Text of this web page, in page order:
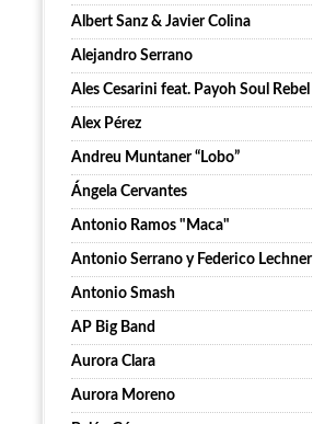
Albert Sanz & Javier Colina
Alejandro Serrano
Ales Cesarini feat. Payoh Soul Rebel
Alex Pérez
Andreu Muntaner “Lobo”
Ángela Cervantes
Antonio Ramos "Maca"
Antonio Serrano y Federico Lechner
Antonio Smash
AP Big Band
Aurora Clara
Aurora Moreno